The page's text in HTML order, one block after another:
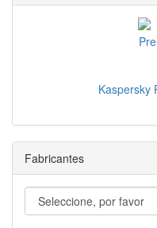
Kaspersky
Fabricantes